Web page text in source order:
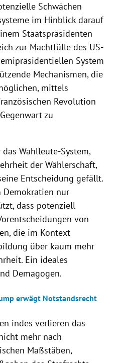
Schwächen
im Hinblick darauf
Staatspräsidenten
zur Machtfülle des US-
System
Mechanismen, die
mittels
Revolution
zu
Wahlleute-System,
der Wählerschaft,
Entscheidung gefällt.
Demokratien nur
dass potenziell
von
die im Kontext
über kaum mehr
Ein ideales
Demagogen.
erwägt Notstandsrecht
indes verlieren das
mehr nach
Maßstäben,